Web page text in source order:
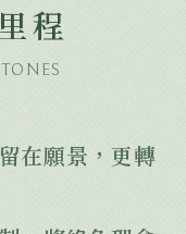
程
在願景，更轉